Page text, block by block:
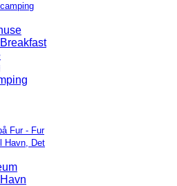
Fur - Fur
Havn, Det